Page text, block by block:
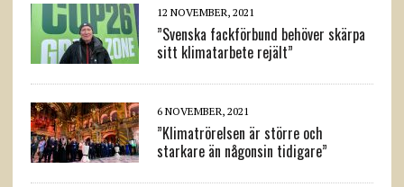
12 NOVEMBER, 2021
”Svenska fackförbund behöver skärpa
sitt klimatarbete rejält”
6 NOVEMBER, 2021
”Klimatrörelsen är större och
starkare än någonsin tidigare”